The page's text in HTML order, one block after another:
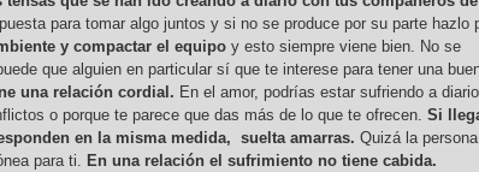
para tomar algo juntos y si no se produce por su parte hazlo
y compactar el equipo y esto siempre viene bien. No se
que alguien en particular sí que te interese para tener una
una relación cordial. En el amor, podrías estar sufriendo a diario
o porque te parece que das más de lo que te ofrecen. Si
en la misma medida, suelta amarras. Quizá la persona
para ti. En una relación el sufrimiento no tiene cabida.